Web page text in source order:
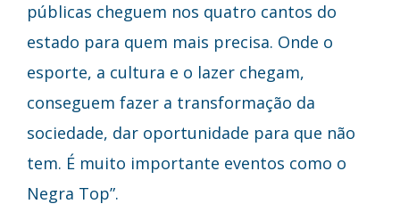
públicas cheguem nos quatro cantos do
estado para quem mais precisa. Onde o
esporte, a cultura e o lazer chegam,
conseguem fazer a transformação da
sociedade, dar oportunidade para que não
tem. É muito importante eventos como o
Negra Top”.